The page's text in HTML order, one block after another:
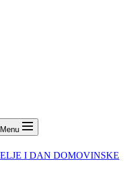
Menu